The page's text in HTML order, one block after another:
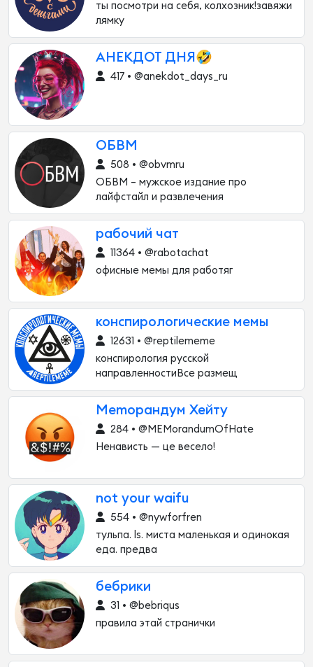
ты посмотри на себя, колхозник!завяжи
лямку
АНЕКДОТ ДНЯ🤣
417 • @anekdot_days_ru
ОБВМ
508 • @obvmru
ОБВМ – мужское издание про
лайфстайл и развлечения
рабочий чат
11364 • @rabotachat
офисные мемы для работяг
конспирологические мемы
12631 • @reptilememe
конспирология русской
направленностиВсе размещ
Memорандум Хейту
284 • @MEMorandumOfHate
Ненависть — це весело!
not your waifu
554 • @nywforfren
тульпа. ls. миста маленькая и одинокая
еда. предва
бебрики
31 • @bebriqus
правила этай странички